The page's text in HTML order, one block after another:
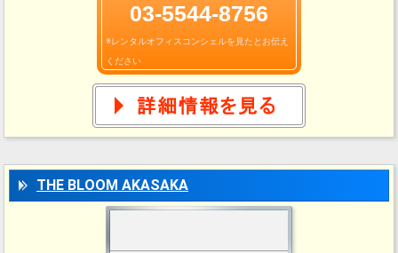
03‐5544-8756
※レンタルオフィスコンシェルを見たとお伝え
ください
THE BLOOM AKASAKA